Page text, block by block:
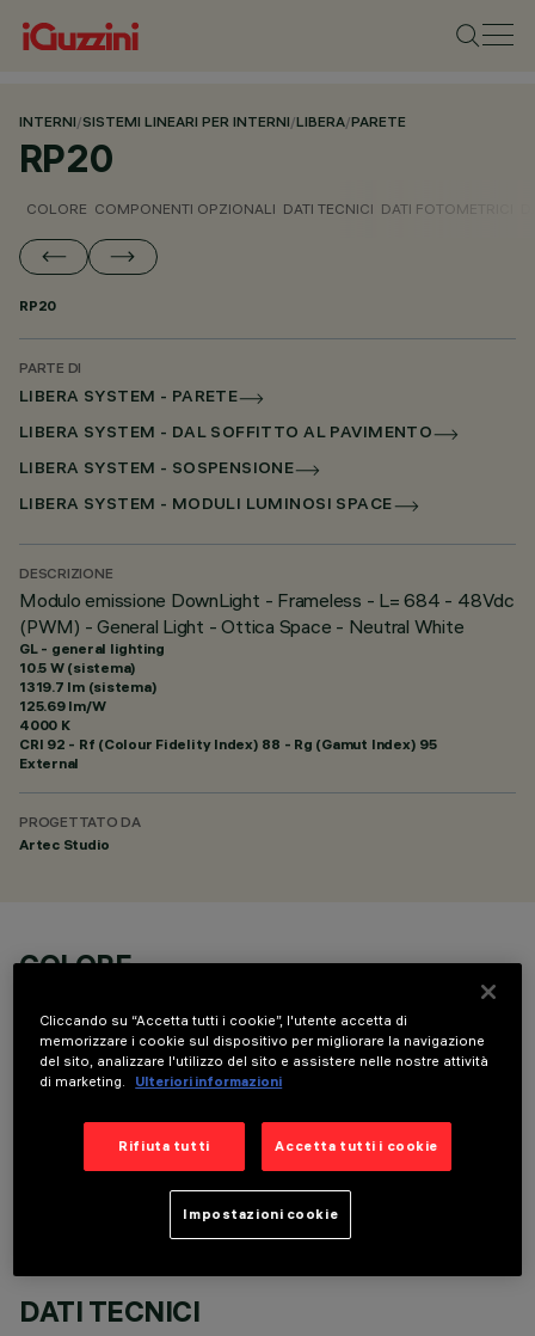
INTERNI/SISTEMI LINEARI PER INTERNI/LIBERA/PARETE
RP20
COLORE COMPONENTI OPZIONALI DATI TECNICI DATI FOTOMETRICI
RP20
PARTE DI
LIBERA SYSTEM - PARETE
LIBERA SYSTEM - DAL SOFFITTO AL PAVIMENTO
LIBERA SYSTEM - SOSPENSIONE
LIBERA SYSTEM - MODULI LUMINOSI SPACE
DESCRIZIONE
Modulo emissione DownLight - Frameless - L= 684 - 48Vdc
(PWM) - General Light - Ottica Space - Neutral White
GL - general lighting
10.5 W (sistema)
1319.7 lm (sistema)
125.69 lm/W
4000 K
CRI 92 - Rf (Colour Fidelity Index) 88 - Rg (Gamut Index) 95
External
PROGETTATO DA
Artec Studio
COLORE
COMPONENTI OPZIONALI
DATI TECNICI
Cliccando su “Accetta tutti i cookie”, l'utente accetta di
memorizzare i cookie sul dispositivo per migliorare la navigazione
del sito, analizzare l'utilizzo del sito e assistere nelle nostre attività
di marketing.
Ulteriori informazioni
Rifiuta tutti Accetta tutti i cookie
Impostazioni cookie